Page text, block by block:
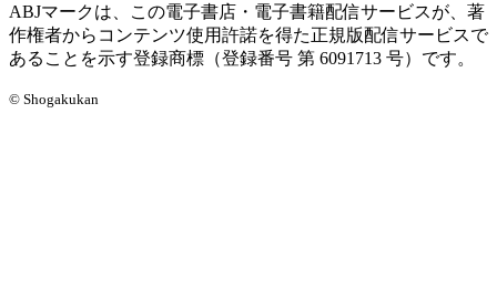
ABJマークは、この電子書店・電子書籍配信サービスが、著
作権者からコンテンツ使用許諾を得た正規版配信サービスで
あることを示す登録商標（登録番号 第 6091713 号）です。
© Shogakukan